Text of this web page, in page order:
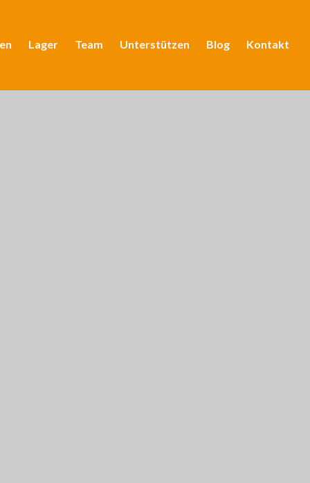
Lager Team Unterstützen Blog Kontakt